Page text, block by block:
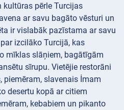
kultūras pērle Turcijas
ar savu bagāto vēsturi un
ir vislabāk pazīstama ar savu
izcilāko Turcijā, kas
mīklas slāņiem, bagātīgām
sīrupu. Vietējie restorāni
slavenais İmam
desertu kopā ar citiem
kebabiem un pikanto